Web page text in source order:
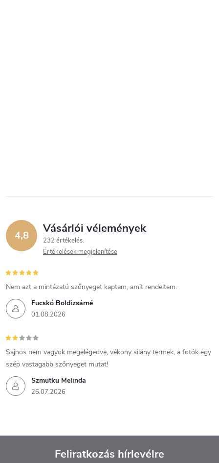
4,8 Vásárlói vélemények
232 értékelés
Értékelések megjelenítése
Fucskó Boldizsárné
01.08.2026
Nem azt a mintázatú szőnyeget kaptam, amit rendeltem.
Szmutku Melinda
26.07.2026
Sajnos nem vagyok megelégedve, vékony silány termék, a fotók egy
szép vastagabb szőnyeget mutat!
Feliratkozás hírlevélre